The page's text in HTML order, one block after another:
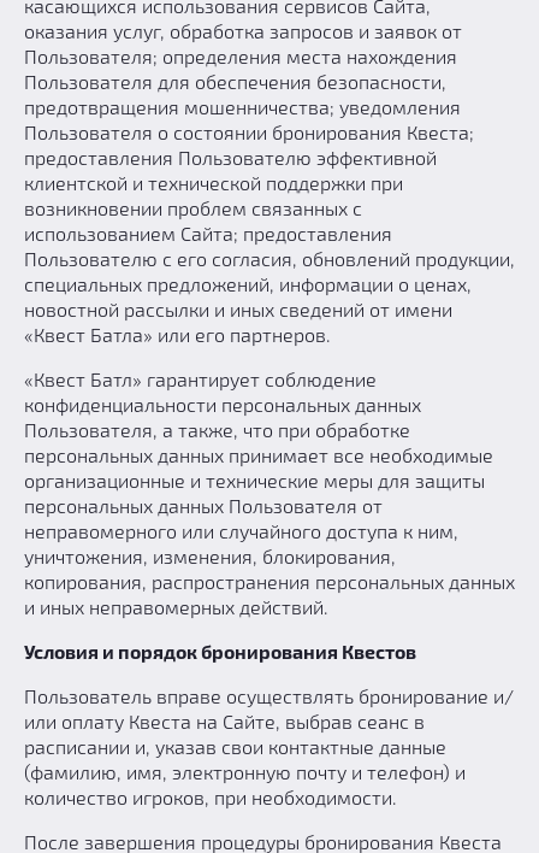
касающихся использования сервисов Сайта,
оказания услуг, обработка запросов и заявок от
Пользователя; определения места нахождения
Пользователя для обеспечения безопасности,
предотвращения мошенничества; уведомления
Пользователя о состоянии бронирования Квеста;
предоставления Пользователю эффективной
клиентской и технической поддержки при
возникновении проблем связанных с
использованием Сайта; предоставления
Пользователю с его согласия, обновлений продукции,
специальных предложений, информации о ценах,
новостной рассылки и иных сведений от имени
«Квест Батла» или его партнеров.
«Квест Батл» гарантирует соблюдение
конфиденциальности персональных данных
Пользователя, а также, что при обработке
персональных данных принимает все необходимые
организационные и технические меры для защиты
персональных данных Пользователя от
неправомерного или случайного доступа к ним,
уничтожения, изменения, блокирования,
копирования, распространения персональных данных
и иных неправомерных действий.
Условия и порядок бронирования Квестов
Пользователь вправе осуществлять бронирование и/
или оплату Квеста на Сайте, выбрав сеанс в
расписании и, указав свои контактные данные
(фамилию, имя, электронную почту и телефон) и
количество игроков, при необходимости.
После завершения процедуры бронирования Квеста